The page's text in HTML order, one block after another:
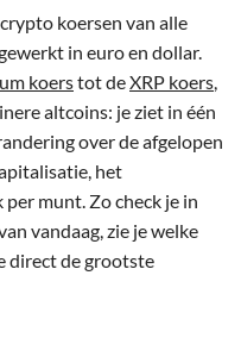
koersen van alle
in euro en dollar.
koerstot deXRP koers,
altcoins: je ziet in één
over de afgelopen
het
munt. Zo check je in
vandaag, zie je welke
direct de grootste